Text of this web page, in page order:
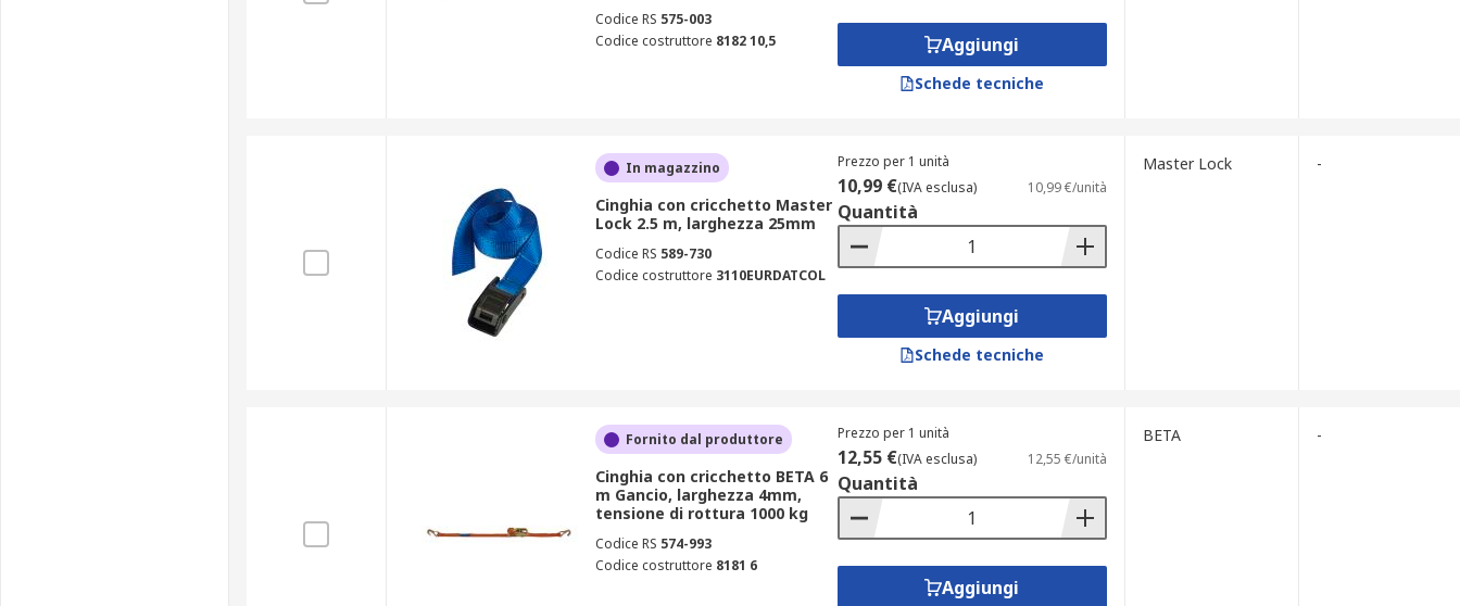
Codice RS 575-003
Codice costruttore 8182 10,5 Aggiungi
Schede tecniche
In magazzino
Cinghia con cricchetto Master
Lock 2.5 m, larghezza 25mm
Codice RS 589-730
Codice costruttore 3110EURDATCOL
Prezzo per 1 unità
10,99 €(IVA esclusa) 10,99 €/unità
Quantità
Aggiungi
Schede tecniche
Master Lock -
Fornito dal produttore
Cinghia con cricchetto BETA 6
m Gancio, larghezza 4mm,
tensione di rottura 1000 kg
Codice RS 574-993
Codice costruttore 8181 6
Prezzo per 1 unità
12,55 €(IVA esclusa) 12,55 €/unità
Quantità
Aggiungi
BETA -